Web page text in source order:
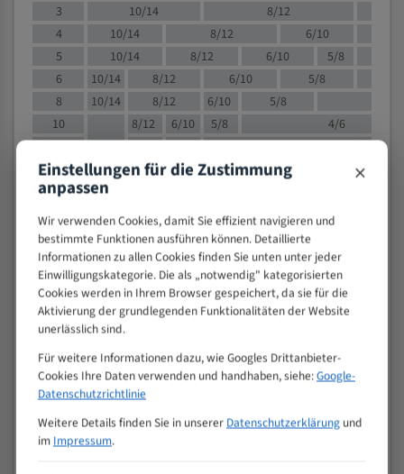
3
10/14 8/12
4
10/14 8/12 6/10
5
10/14 8/12 6/10
5/8
6
10/14 8/12 6/10
5/8
8
10/14 8/12 6/10 5/8
10
8/12 6/10 5/8
4/6
15
8/12 6/10
4/5
20
30
4/5
50
80
> 100
VOLLMATERIAL
M (mm)
Zoll (ZpZ))
>
25
10/14
15 - 40
8/12
25 - 50
Einstellungen für die Zustimmung
anpassen ×
Wir verwenden Cookies, damit Sie effizient navigieren und
bestimmte Funktionen ausführen können. Detaillierte
Informationen zu allen Cookies finden Sie unten unter jeder
Einwilligungskategorie. Die als „notwendig" kategorisierten
Cookies werden in Ihrem Browser gespeichert, da sie für die
Aktivierung der grundlegenden Funktionalitäten der Website
unerlässlich sind.
Für weitere Informationen dazu, wie Googles Drittanbieter-
Cookies Ihre Daten verwenden und handhaben, siehe:Google-
Datenschutzrichtlinie
Weitere Details finden Sie in unserer Datenschutzerklärungund
im Impressum.